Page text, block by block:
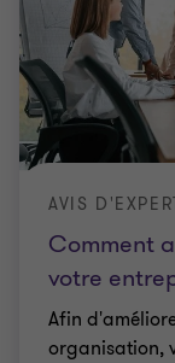
Comment
votre
AVIS
Afin
organisation,